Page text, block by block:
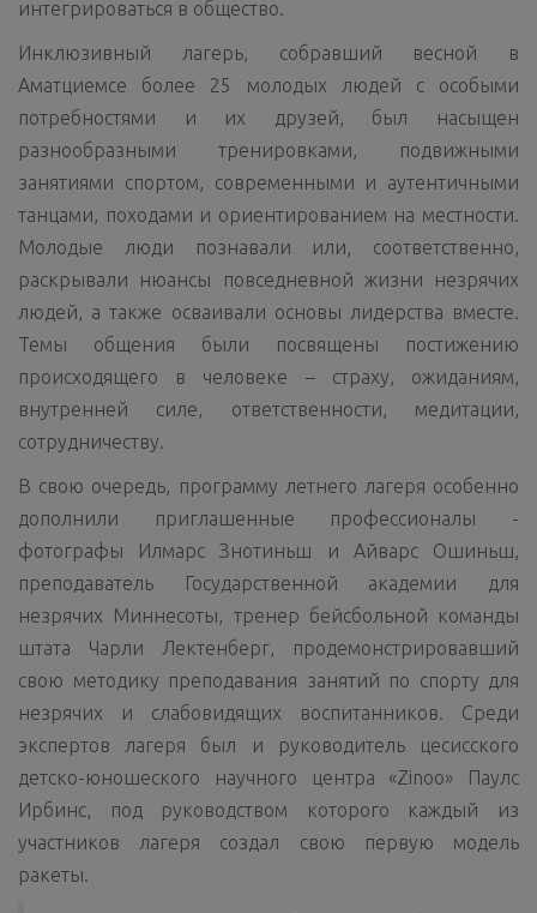
интегрироваться в общество.
Инклюзивный лагерь, собравший весной в
Аматциемсе более 25 молодых людей с особыми
потребностями и их друзей, был насыщен
разнообразными тренировками, подвижными
занятиями спортом, современными и аутентичными
танцами, походами и ориентированием на местности.
Молодые люди познавали или, соответственно,
раскрывали нюансы повседневной жизни незрячих
людей, а также осваивали основы лидерства вместе.
Темы общения были посвящены постижению
происходящего в человеке – страху, ожиданиям,
внутренней силе, ответственности, медитации,
сотрудничеству.
В свою очередь, программу летнего лагеря особенно
дополнили приглашенные профессионалы -
фотографы Илмарс Знотиньш и Айварс Ошиньш,
преподаватель Государственной академии для
незрячих Миннесоты, тренер бейсбольной команды
штата Чарли Лектенберг, продемонстрировавший
свою методику преподавания занятий по спорту для
незрячих и слабовидящих воспитанников. Среди
экспертов лагеря был и руководитель цесисского
детско-юношеского научного центра «Zinoo» Паулс
Ирбинс, под руководством которого каждый из
участников лагеря создал свою первую модель
ракеты.